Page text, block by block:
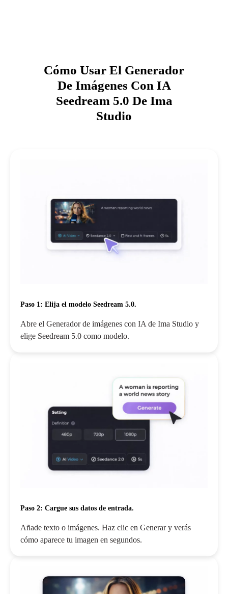
Cómo Usar El Generador
De Imágenes Con IA
Seedream 5.0 De Ima
Studio
Paso 1: Elija el modelo Seedream 5.0.
Abre el Generador de imágenes con IA de Ima Studio y
elige Seedream 5.0 como modelo.
Paso 2: Cargue sus datos de entrada.
Añade texto o imágenes. Haz clic en Generar y verás
cómo aparece tu imagen en segundos.